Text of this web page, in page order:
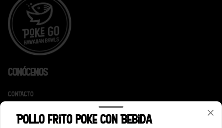
Conócenos
Contacto
Política de privacidad
Pollo frito poke con Bebida